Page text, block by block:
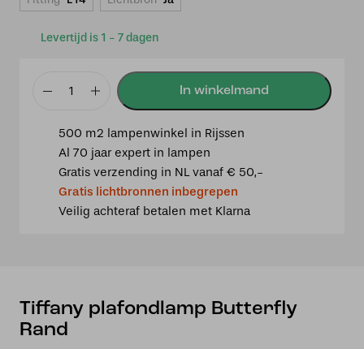
Levertijd is 1 - 7 dagen
Tiffany
Butterfly
Rand
aantal
500 m2 lampenwinkel in Rijssen
Al 70 jaar expert in lampen
Gratis verzending in NL vanaf € 50,-
Gratis lichtbronnen inbegrepen
Veilig achteraf betalen met Klarna
Tiffany plafondlamp Butterfly
Rand